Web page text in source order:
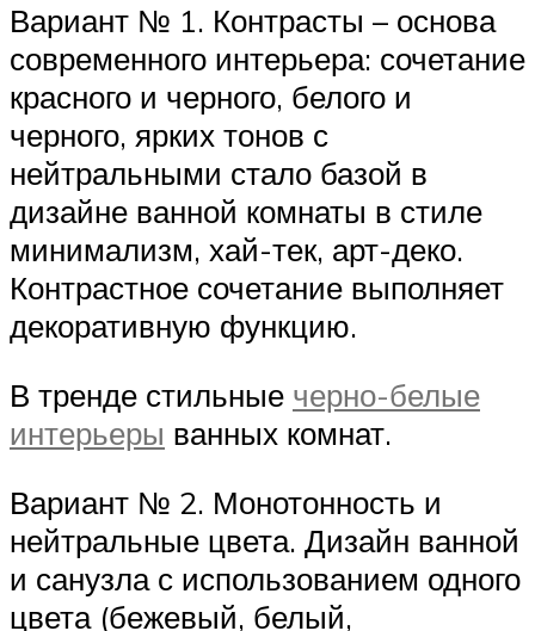
Вариант № 1. Контрасты – основа
современного интерьера: сочетание
красного и черного, белого и
черного, ярких тонов с
нейтральными стало базой в
дизайне ванной комнаты в стиле
минимализм, хай-тек, арт-деко.
Контрастное сочетание выполняет
декоративную функцию.
В тренде стильные черно-белые
интерьеры ванных комнат.
Вариант № 2. Монотонность и
нейтральные цвета. Дизайн ванной
и санузла с использованием одного
цвета (бежевый, белый,